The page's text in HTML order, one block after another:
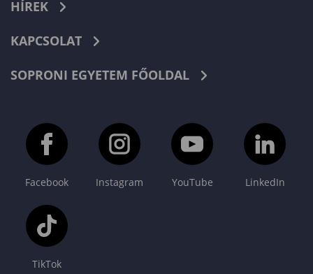
HÍREK
KAPCSOLAT
SOPRONI EGYETEM FŐOLDAL
Facebook Instagram YouTube LinkedIn
TikTok